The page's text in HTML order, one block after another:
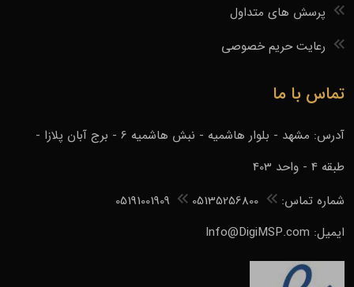
پرسش های متداول
رعایت حریم خصوصی
تماس با ما
آدرس: مشهد - بلوار هاشمیه - نبش هاشمیه 6 - برج آبان پلازا -
طبقه 4 - واحد 403
شماره تماس:
05135256800
05191001909
ایمیل: Info@DigiMSP.com